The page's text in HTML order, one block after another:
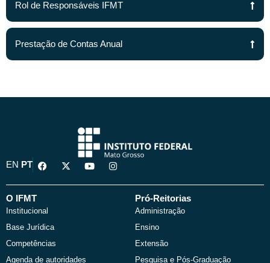
Rol de Responsáveis IFMT
Prestação de Contas Anual
EN PT
F
a
e
o
k
X
-
w
Y
o
t
I
n
t
O IFMT
Institucional
Base Jurídica
Competências
Agenda de autoridades
Pró-Reitorias
Administração
Ensino
Extensão
Pesquisa e Pós-Graduação